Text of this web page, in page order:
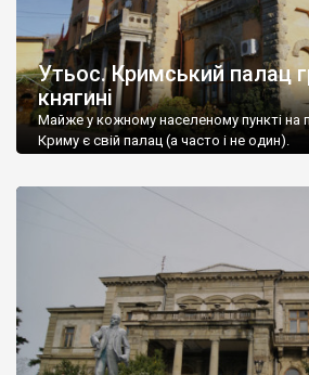
Утьос. Кримський палац
княгині
Майже у кожному населеному пункті на
Криму є свій палац (а часто і не один).